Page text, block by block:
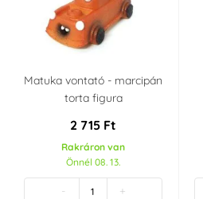
Frischmann
Günthart (0)
Happy Sprinkles
Kingcakes (0)
Matuka vontató - marcipán
torta figura
2 715 Ft
Rakráron van
Önnél 08. 13.
- +